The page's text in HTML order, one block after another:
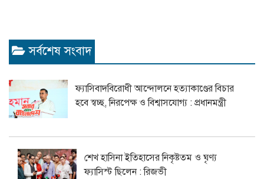
সর্বশেষ সংবাদ
ফ্যাসিবাদবিরোধী আন্দোলনে হত্যাকাণ্ডের বিচার
হবে স্বচ্ছ, নিরপেক্ষ ও বিশ্বাসযোগ্য : প্রধানমন্ত্রী
শেখ হাসিনা ইতিহাসের নিকৃষ্টতম ও ঘৃণ্য
ফ্যাসিস্ট ছিলেন : রিজভী